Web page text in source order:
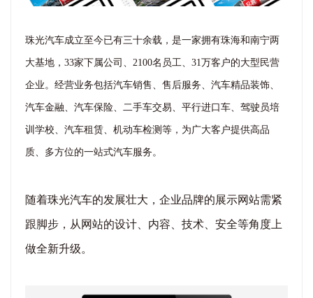
珠光汽车成立至今已有三十余载，是一家拥有珠海和南宁两
大基地，33家下属公司、2100名员工、31万客户的大型民营
企业。经营业务包括汽车销售、售后服务、汽车精品装饰、
汽车金融、汽车保险、二手车交易、平行进口车、驾驶员培
训学校、汽车租赁、机动车检测等，为广大客户提供高品
质、 多方位的一站式汽车服务。
随着珠光汽车的发展壮大，企业品牌的展示网站需紧
跟脚步，从网站的设计、内容、技术、安全等角度上
做全新升级。